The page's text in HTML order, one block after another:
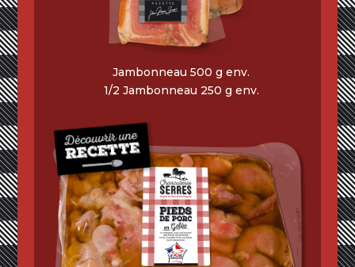
Jambonneau 500 g env.
1/2 Jambonneau 250 g env.